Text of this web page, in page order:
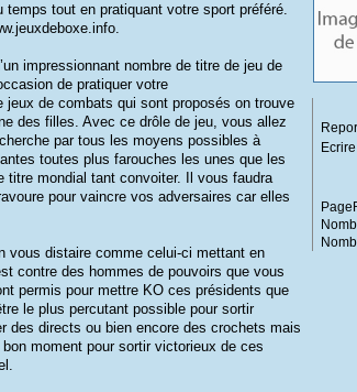
tout en pratiquant votre sport préféré.
impressionnant nombre de titre de jeu de
de pratiquer votre
de combats qui sont proposés on trouve
des filles. Avec ce drôle de jeu, vous allez
par tous les moyens possibles à
toutes plus farouches les unes que les
titre mondial tant convoiter. Il vous faudra
pour vaincre vos adversaires car elles
vous distaire comme celui-ci mettant en
contre des hommes de pouvoirs que vous
permis pour mettre KO ces présidents que
le plus percutant possible pour sortir
des directs ou bien encore des crochets mais
moment pour sortir victorieux de ces